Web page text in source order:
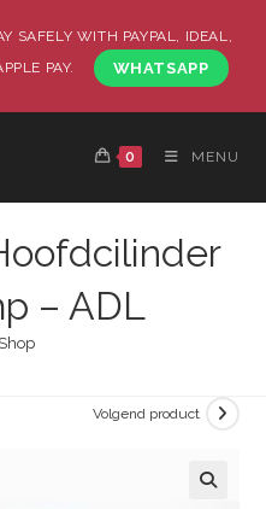
SAFELY WITH PAYPAL, IDEAL,
PAY.
WHATSAPP
0 MENU
– ADL
Shop
Volgend product